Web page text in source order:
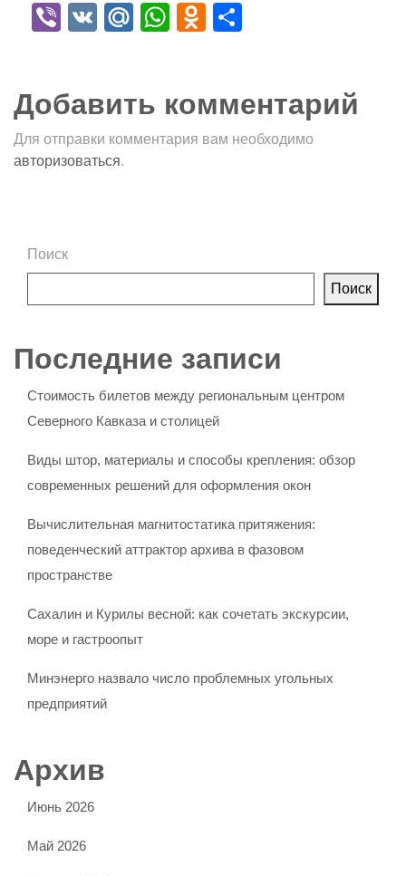
Viber
VK Mail.Ru
WhatsApp
Odnoklassniki
Добавить комментарий
Для отправки комментария вам необходимо
авторизоваться.
Поиск
Поиск
Последние записи
Стоимость билетов между региональным центром
Северного Кавказа и столицей
Виды штор, материалы и способы крепления: обзор
современных решений для оформления окон
Вычислительная магнитостатика притяжения:
поведенческий аттрактор архива в фазовом
пространстве
Сахалин и Курилы весной: как сочетать экскурсии,
море и гастроопыт
Минэнерго назвало число проблемных угольных
предприятий
Архив
Июнь 2026
Май 2026